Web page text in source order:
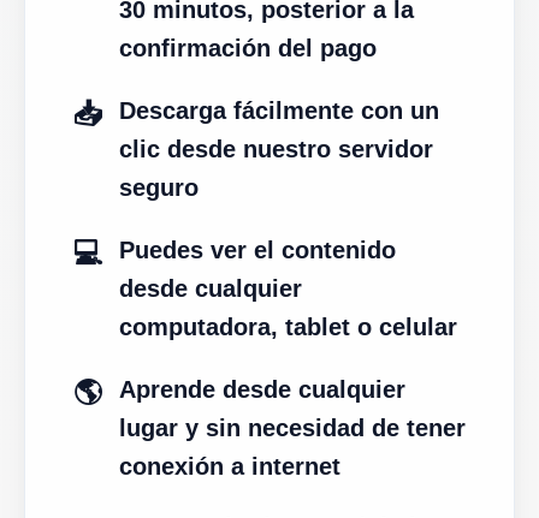
30 minutos, posterior a la
confirmación del pago
📥
Descarga fácilmente con un
clic desde nuestro servidor
seguro
💻
Puedes ver el contenido
desde cualquier
computadora, tablet o celular
🌎
Aprende desde cualquier
lugar y sin necesidad de tener
conexión a internet